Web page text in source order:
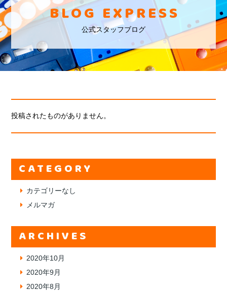
BLOG EXPRESS
公式スタッフブログ
投稿されたものがありません。
CATEGORY
カテゴリーなし
メルマガ
ARCHIVES
2020年10月
2020年9月
2020年8月